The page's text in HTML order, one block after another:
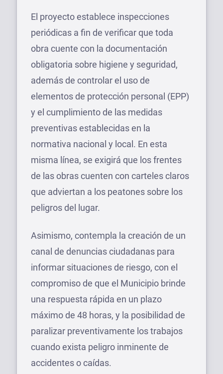
El proyecto establece inspecciones
periódicas a fin de verificar que toda
obra cuente con la documentación
obligatoria sobre higiene y seguridad,
además de controlar el uso de
elementos de protección personal (EPP)
y el cumplimiento de las medidas
preventivas establecidas en la
normativa nacional y local. En esta
misma línea, se exigirá que los frentes
de las obras cuenten con carteles claros
que adviertan a los peatones sobre los
peligros del lugar.
Asimismo, contempla la creación de un
canal de denuncias ciudadanas para
informar situaciones de riesgo, con el
compromiso de que el Municipio brinde
una respuesta rápida en un plazo
máximo de 48 horas, y la posibilidad de
paralizar preventivamente los trabajos
cuando exista peligro inminente de
accidentes o caídas.